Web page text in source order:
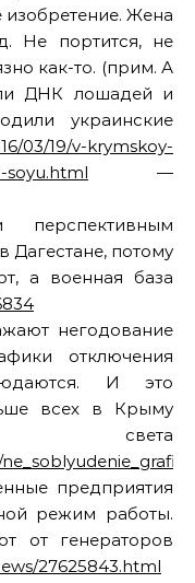
Жена
Не портится, не
как-то. (прим. А
ДНК лошадей и
украинские
03/19/v-krymskoy-
soyu.html —
Дагестане, потому
а военная база
негодование
отключения
И это
всех в Крыму
света
предприятия
режим работы.
от генераторов
27625843.html